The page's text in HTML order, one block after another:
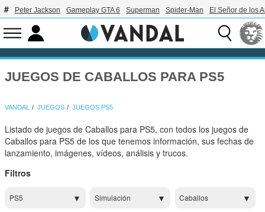
Peter Jackson Gameplay GTA 6 Superman Spider-Man El Señor de los
JUEGOS DE CABALLOS PARA PS5
VANDAL JUEGOS JUEGOS PS5
Listado de juegos de Caballos para PS5, con todos los juegos de
Caballos para PS5 de los que tenemos información, sus fechas de
lanzamiento, imágenes, vídeos, análisis y trucos.
Filtros
PS5 Simulación Caballos